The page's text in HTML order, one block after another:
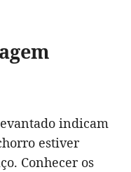
indicam
estiver
Conhecer os